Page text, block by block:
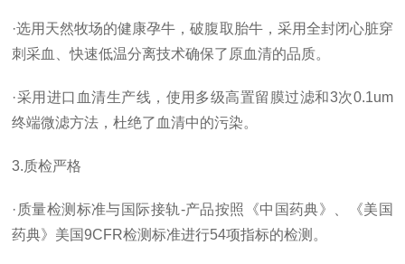
·选用天然牧场的健康孕牛，破腹取胎牛，采用全封闭心脏穿
刺采血、快速低温分离技术确保了原血清的品质。
·采用进口血清生产线，使用多级高置留膜过滤和3次0.1um
终端微滤方法，杜绝了血清中的污染。
3.质检严格
·质量检测标准与国际接轨-产品按照《中国药典》、《美国
药典》美国9CFR检测标准进行54项指标的检测。